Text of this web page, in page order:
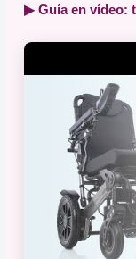
▶ Guía en vídeo: